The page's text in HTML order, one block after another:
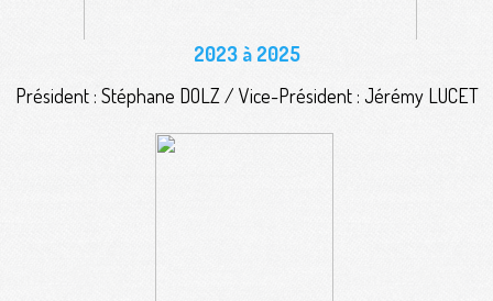
2023 à 2025
Président : Stéphane DOLZ / Vice-Président : Jérémy LUCET